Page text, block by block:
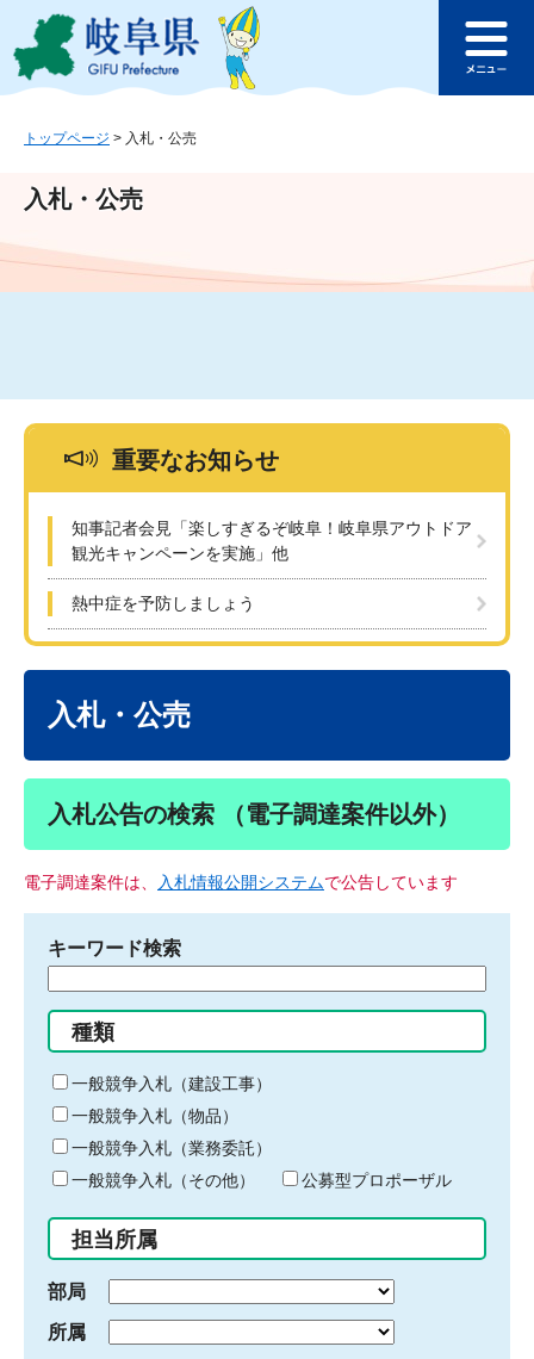
ジ
ュ
文
このページの本文へ
ュ
トップページ > 入札・公売
入札・公売
重要なお知らせ
知事記者会見「楽しすぎるぞ岐阜！岐阜県アウトドア
観光キャンペーンを実施」他
熱中症を予防しましょう
入札・公売
入札公告の検索 （電子調達案件以外）
電子調達案件は、 入札情報公開システムで公告しています
キーワード検索
る
キ
ー
ワ
ー
ド
入
力
種類
一般競争入札（建設工事）
一般競争入札（物品）
一般競争入札（業務委託）
一般競争入札（その他）
公募型プロポーザル
担当所属
部局
所属